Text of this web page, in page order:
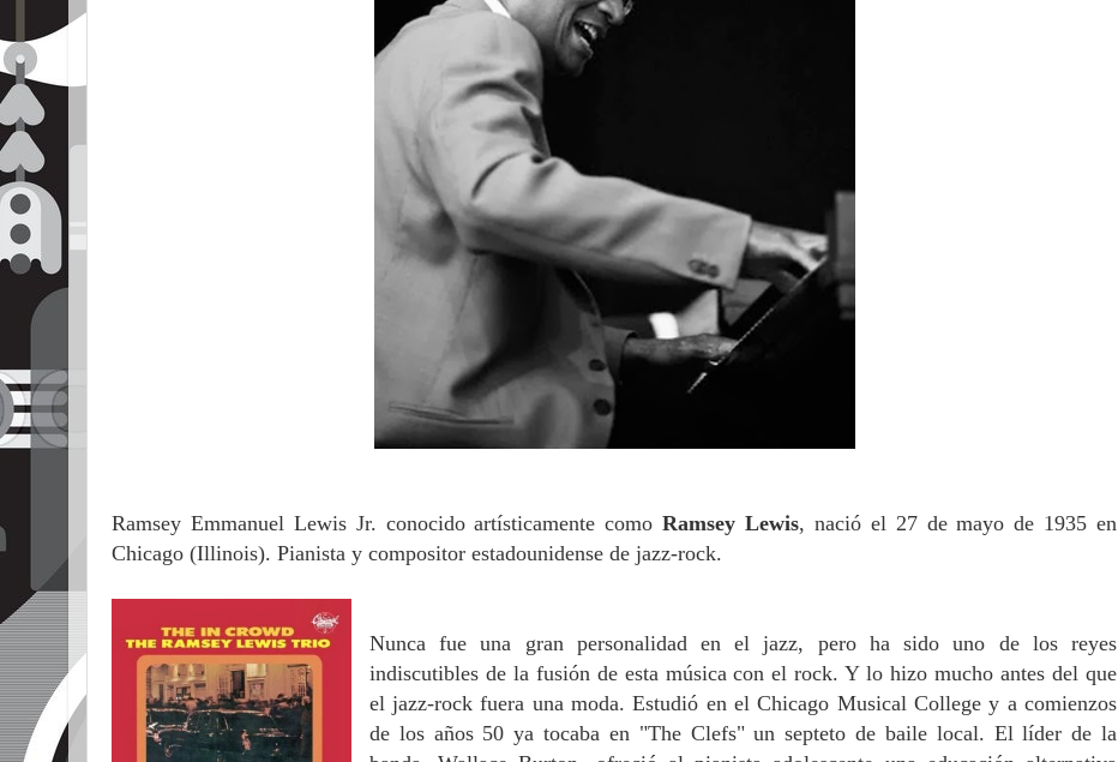
Ramsey Emmanuel Lewis Jr. conocido artísticamente comoRamsey Lewis, nació el 27 de mayo de 1935 en
Chicago (Illinois). Pianista y compositor estadounidense de jazz-rock.
Nunca fue una gran personalidad en el jazz, pero ha sido uno de los reyes
indiscutibles de la fusión de esta música con el rock. Y lo hizo mucho antes del que
el jazz-rock fuera una moda. Estudió en el Chicago Musical College y a comienzos
de los años 50 ya tocaba en "The Clefs" un septeto de baile local. El líder de la